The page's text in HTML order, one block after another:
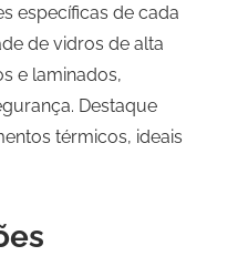
específicas de cada
de vidros de alta
e laminados,
Destaque
térmicos, ideais